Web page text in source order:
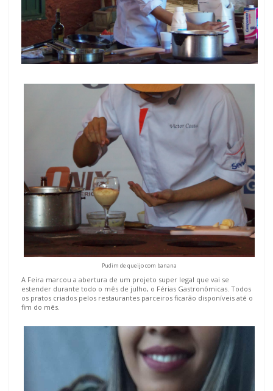
Pudim de queijo com banana
A Feira marcou a abertura de um projeto super legal que vai se
estender durante todo o mês de julho, o Férias Gastronômicas. Todos
os pratos criados pelos restaurantes parceiros ficarão disponíveis até o
fim do mês.